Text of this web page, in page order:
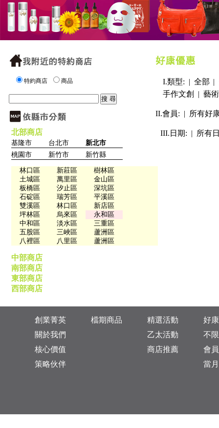
特約商店 商品
北部商店
基隆市 台北市
新北市
桃園市
新竹市 新竹縣
林口區 新莊區
樹林區
土城區
萬里區
金山區
板橋區
汐止區
深坑區
石碇區
瑞芳區
平溪區
雙溪區
林口區
新店區
坪林區
烏來區
永和區
中和區
淡水區
三重區
五股區
三峽區
蘆洲區
八裡區
八里區 蘆洲區
中部商店
南部商店
東部商店
西部商店
I.類型: | 全部 |
手作文創
| 藝
II.會員: | 所有好
III.日期: | 所有
創業菁英
關於我們
核心價值
策略伙伴
檔期商品
精選活動
乙太活動
商店推薦
好
不
會
當